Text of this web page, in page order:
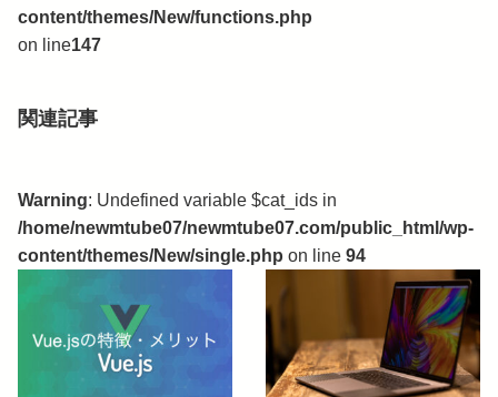
content/themes/New/functions.php
on line147
関連記事
Warning: Undefined variable $cat_ids in
/home/newmtube07/newmtube07.com/public_html/wp-
content/themes/New/single.php on line 94